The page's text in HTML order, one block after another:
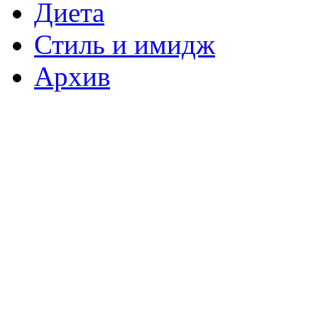
Диета
Стиль и имидж
Архив